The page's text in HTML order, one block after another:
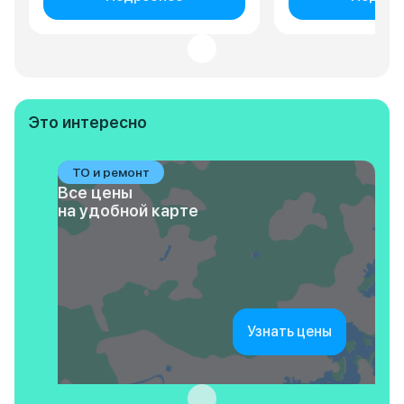
Это интересно
ТО и ремонт
Все цены
на удобной карте
Узнать цены